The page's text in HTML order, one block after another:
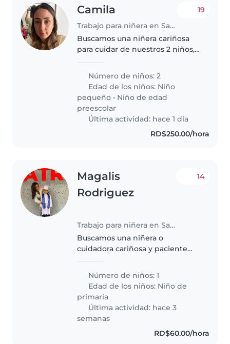
Camila
Trabajo para niñera en Santo Domingo (Distrito de Santo Domingo)
19
Buscamos una niñera cariñosa
para cuidar de nuestros 2 niños,
cariñosa y juguetona y otro de 4
muy afectuoso y tranquilo. Valoro
compromiso y paciencia..
Número de niños: 2
Edad de los niños: Niño
pequeño • Niño de edad
preescolar
Última actividad: hace 1 día
RD$250.00/hora
Magalis
Rodriguez
Trabajo para niñera en Santo Domingo (Distrito de Santo Domingo)
14
Buscamos una niñera o
cuidadora cariñosa y paciente
escolar, que es cariñoso,
energético y curioso. Que le
realice su almuerzo/cena, lo
busque al colegio..
Número de niños: 1
Edad de los niños: Niño de
primaria
Última actividad: hace 3
semanas
RD$60.00/hora